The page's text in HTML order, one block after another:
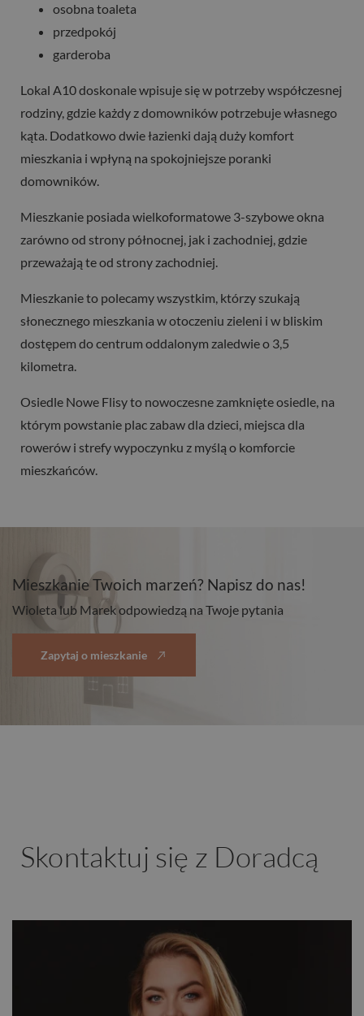
osobna toaleta
przedpokój
garderoba
Lokal A10 doskonale wpisuje się w potrzeby współczesnej
rodziny, gdzie każdy z domowników potrzebuje własnego
kąta. Dodatkowo dwie łazienki dają duży komfort
mieszkania i wpłyną na spokojniejsze poranki
domowników.
Mieszkanie posiada wielkoformatowe 3-szybowe okna
zarówno od strony północnej, jak i zachodniej, gdzie
przeważają te od strony zachodniej.
Mieszkanie to polecamy wszystkim, którzy szukają
słonecznego mieszkania w otoczeniu zieleni i w bliskim
dostępem do centrum oddalonym zaledwie o 3,5
kilometra.
Osiedle Nowe Flisy to nowoczesne zamknięte osiedle, na
którym powstanie plac zabaw dla dzieci, miejsca dla
rowerów i strefy wypoczynku z myślą o komforcie
mieszkańców.
Mieszkanie Twoich marzeń? Napisz do nas!
Wioleta lub Marek odpowiedzą na Twoje pytania
Zapytaj o mieszkanie
Skontaktuj się z Doradcą